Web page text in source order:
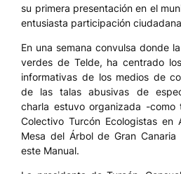
su primera presentación en el
entusiasta participación
En una semana convulsa donde
verdes de Telde, ha centrado
informativas de los medios de
de las talas abusivas de
charla estuvo organizada -
Colectivo Turcón Ecologistas en
Mesa del Árbol de Gran
este Manual.